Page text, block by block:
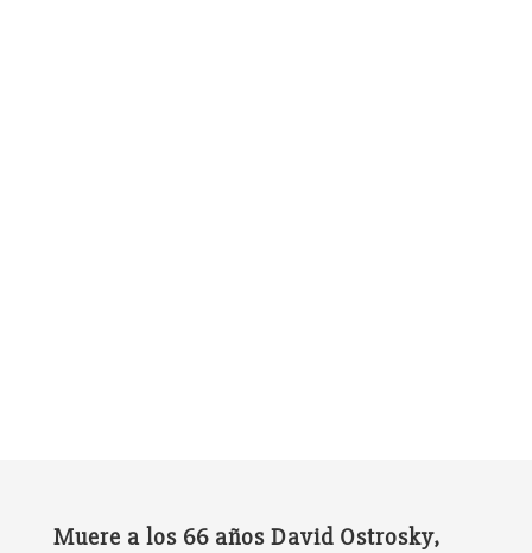
Muere a los 66 años David Ostrosky,